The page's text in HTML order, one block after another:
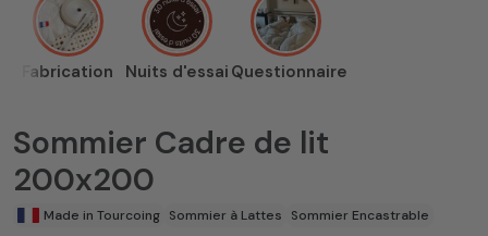
Fabrication Nuits d'essai Questionnaire
Sommier Cadre de lit
200x200
Made in Tourcoing Sommier à Lattes
Sommier Encastrable